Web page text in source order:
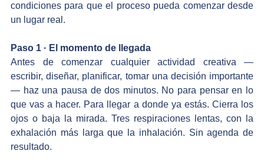
condiciones para que el proceso pueda comenzar desde
un lugar real.
Paso 1 · El momento de llegada
Antes de comenzar cualquier actividad creativa —
escribir, diseñar, planificar, tomar una decisión importante
— haz una pausa de dos minutos. No para pensar en lo
que vas a hacer. Para llegar a donde ya estás. Cierra los
ojos o baja la mirada. Tres respiraciones lentas, con la
exhalación más larga que la inhalación. Sin agenda de
resultado.